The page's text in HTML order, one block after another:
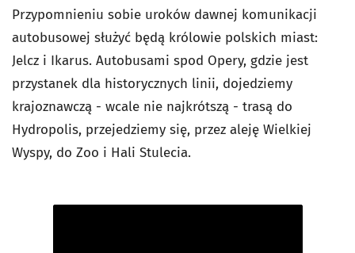
Przypomnieniu sobie uroków dawnej komunikacji
autobusowej służyć będą królowie polskich miast:
Jelcz i Ikarus. Autobusami spod Opery, gdzie jest
przystanek dla historycznych linii, dojedziemy
krajoznawczą - wcale nie najkrótszą - trasą do
Hydropolis, przejedziemy się, przez aleję Wielkiej
Wyspy, do Zoo i Hali Stulecia.